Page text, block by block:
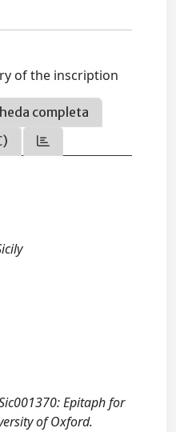
of the inscription
completa
Epitaph for
of Oxford.